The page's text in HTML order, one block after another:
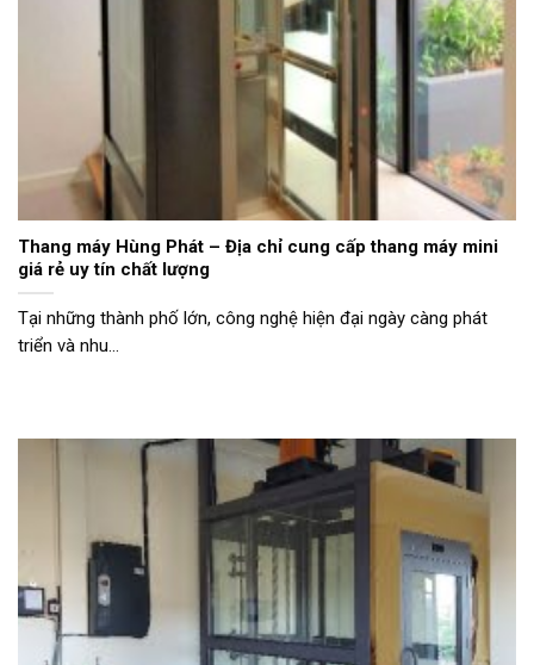
Thang máy Hùng Phát – Địa chỉ cung cấp thang máy mini
giá rẻ uy tín chất lượng
Tại những thành phố lớn, công nghệ hiện đại ngày càng phát
triển và nhu...